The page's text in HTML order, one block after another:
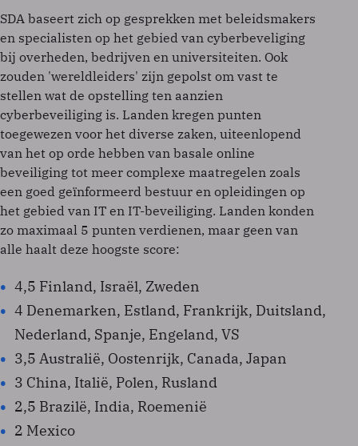
SDA baseert zich op gesprekken met beleidsmakers
en specialisten op het gebied van cyberbeveliging
bij overheden, bedrijven en universiteiten. Ook
zouden 'wereldleiders' zijn gepolst om vast te
stellen wat de opstelling ten aanzien
cyberbeveiliging is. Landen kregen punten
toegewezen voor het diverse zaken, uiteenlopend
van het op orde hebben van basale online
beveiliging tot meer complexe maatregelen zoals
een goed geïnformeerd bestuur en opleidingen op
het gebied van IT en IT-beveiliging. Landen konden
zo maximaal 5 punten verdienen, maar geen van
alle haalt deze hoogste score:
4,5 Finland, Israël, Zweden
4 Denemarken, Estland, Frankrijk, Duitsland,
Nederland, Spanje, Engeland, VS
3,5 Australië, Oostenrijk, Canada, Japan
3 China, Italië, Polen, Rusland
2,5 Brazilë, India, Roemenië
2 Mexico